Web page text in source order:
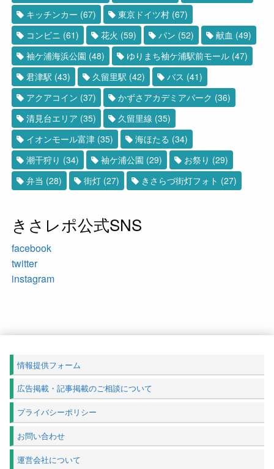
キッチンカー (67) 東京ドイツ村 (67)
コンビニ (61) 花火 (59) パン (52) 献血 (49)
袖ケ浦海浜公園 (48) ゆりまち袖ケ浦駅前モール (47)
君津駅 (43) 久留里駅 (42) バス (41)
アクアコイン (37) かずさアカデミアパーク (36)
清見台エリア (35) 久留里線 (35)
イオンモール富津 (35) 海ほたる (34)
潮干狩り (34) 袖ケ浦公園 (29) お祭り (29)
弁当 (28) 街灯 (27) きさらづ街灯フォト (27)
きさレポ公式SNS
facebook
twitter
instagram
情報提供フォーム
広告掲載・記事掲載のご相談について
プライバシーポリシー
お問い合わせ
運営会社について